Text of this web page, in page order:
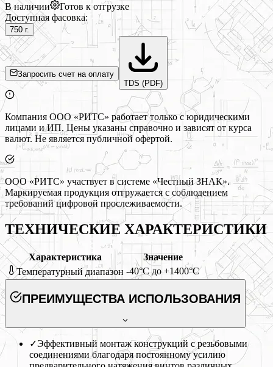
В наличии
Готов к отгрузке
Доступная фасовка:
750 г.
Запросить счет на оплату
TDS (PDF)
Компания ООО «РИТС» работает только с юридическими
лицами и ИП. Цены указаны справочно и зависят от курса
валют. Не является публичной офертой.
ООО «РИТС» участвует в системе «Честный ЗНАК».
Маркируемая продукция отгружается с соблюдением
требований цифровой прослеживаемости.
ТЕХНИЧЕСКИЕ ХАРАКТЕРИСТИКИ
Характеристика
Значение
Температурный диапазон -40°C до +1400°C
ПРЕИМУЩЕСТВА ИСПОЛЬЗОВАНИЯ
✓Эффективный монтаж конструкций с резьбовыми
соединениями благодаря постоянному усилию